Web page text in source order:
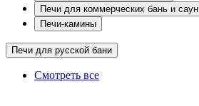
Печи для коммерческих бань и саун
Печи-камины
Печи для русской бани
Смотреть все